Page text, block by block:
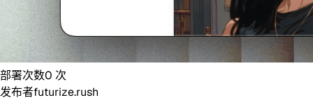
部署次数0 次
发布者futurize.rush